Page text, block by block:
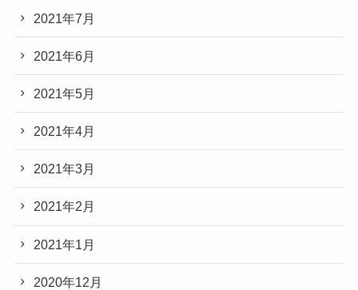
2021年7月
2021年6月
2021年5月
2021年4月
2021年3月
2021年2月
2021年1月
2020年12月